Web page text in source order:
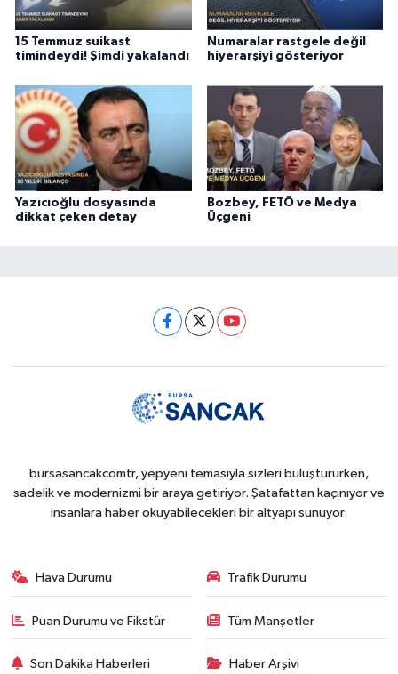
15 Temmuz suikast
timindeydi! Şimdi yakalandı
Numaralar rastgele değil
hiyerarşiyi gösteriyor
Yazıcıoğlu dosyasında
dikkat çeken detay
Bozbey, FETÖ ve Medya
Üçgeni
bursasancakcomtr, yepyeni temasıyla sizleri buluştururken,
sadelik ve modernizmi bir araya getiriyor. Şatafattan kaçınıyor ve
insanlara haber okuyabilecekleri bir altyapı sunuyor.
Hava Durumu Trafik Durumu
Puan Durumu ve Fikstür Tüm Manşetler
Son Dakika Haberleri Haber Arşivi